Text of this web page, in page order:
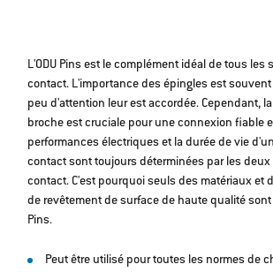
L'ODU Pins est le complément idéal de tous les
contact. L'importance des épingles est
peu d'attention leur est accordée. Cependant,
broche est cruciale pour une connexion fiable
performances électriques et la durée de vie
contact sont toujours déterminées par les
contact. C'est pourquoi seuls des matériaux et
de revêtement de surface de haute qualité sont
Pins.
Peut être utilisé pour toutes les normes de